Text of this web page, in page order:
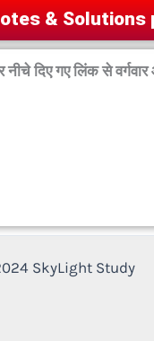
& Solutions
दिए गए लिंक से वर्गवार
SkyLight Study